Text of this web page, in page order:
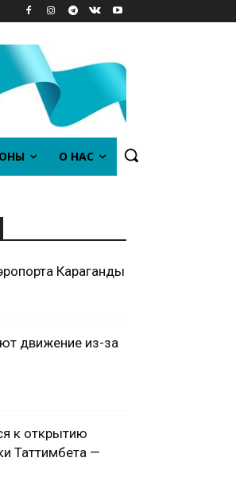
О НАС
Караганды
движение из-за
к открытию
Таттимбета —